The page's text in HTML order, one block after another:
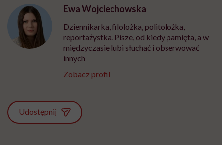
Ewa Wojciechowska
Dziennikarka, filolożka, politolożka,
reportażystka. Pisze, od kiedy pamięta, a w
międzyczasie lubi słuchać i obserwować
innych
Zobacz profil
Udostępnij